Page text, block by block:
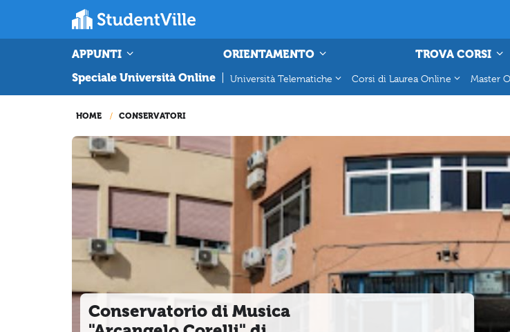
APPUNTI ORIENTAMENTO TROVA CORSI
Speciale Università Online
Università Telematiche Corsi di Laurea Online Master
HOME CONSERVATORI
Conservatorio di Musica